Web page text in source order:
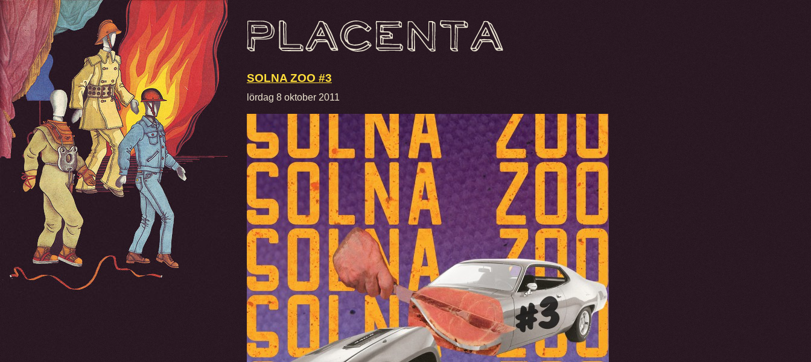
SOLNA ZOO #3
lördag 8 oktober 2011